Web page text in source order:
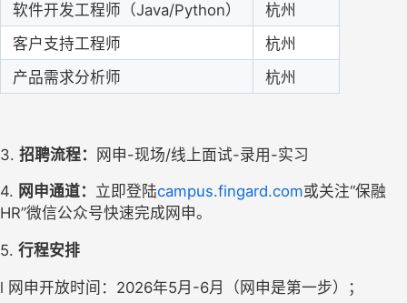
软件开发工程师（Java/Python）
杭州
客户支持工程师
杭州
产品需求分析师
杭州
3. 招聘流程： 网申-现场/线上面试-录用-实习
4. 网申通道： 立即登陆campus.fingard.com或关注“保融
HR”微信公众号快速完成网申。
5. 行程安排
l 网申开放时间：2026年5月-6月（网申是第一步）；